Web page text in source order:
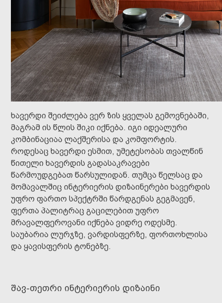
ხავერდი შეიძლება ვერ ზის ყველას გემოვნებაში,
მაგრამ ის წლის შიკი იქნება. იგი იდეალური
კომბინაციაა ლაქშერისა და კომფორტის.
როდესაც ხავერდი ესმით, უმეტესობას თვალწინ
წითელი ხავერდის გადასაკრავები
წარმოუდგებათ წარსულიდან. თუმცა წელსაც და
მომავალშიც ინტერიერის დიზაინერები ხავერდის
უფრო ფართო სპექტრში წარდგენას გეგმავენ,
ფერთა პალიტრაც გაცილებით უფრო
მრავალფეროვანი იქნება ვიდრე ოდესმე.
საუბარია ლურჯზე, ვარდისფერზე, ფორთოხლისა
და ყავისფერის ტონებზე.
შავ-თეთრი ინტერიერის დიზაინი